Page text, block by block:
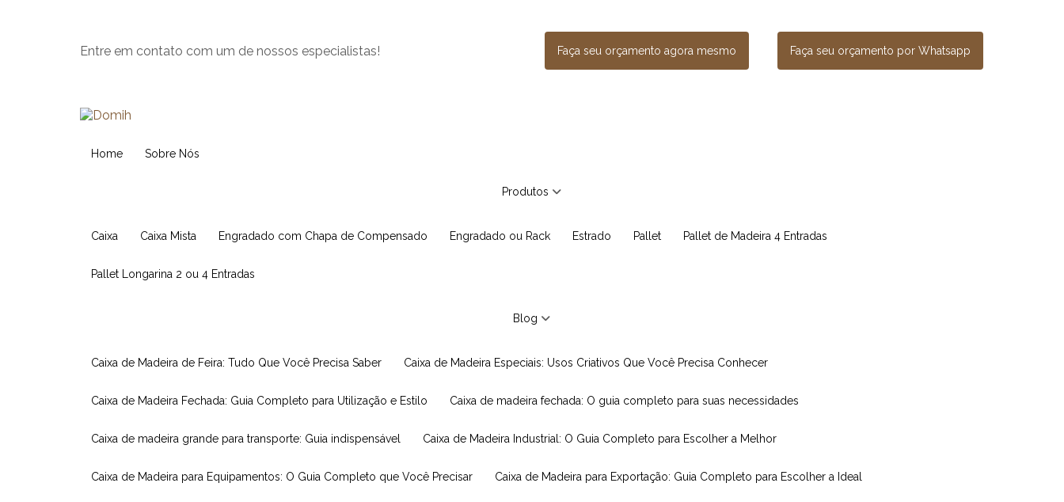
Entre em contato com um de nossos especialistas! Faça seu orçamento agora mesmo Faça seu orçamento por Whatsapp
Home Sobre Nós
Produtos
Caixa Caixa Mista Engradado com Chapa de Compensado Engradado ou Rack Estrado Pallet Pallet de Madeira 4 Entradas
Pallet Longarina 2 ou 4 Entradas
Blog
Caixa de Madeira de Feira: Tudo Que Você Precisa Saber Caixa de Madeira Especiais: Usos Criativos Que Você Precisa Conhecer
Caixa de Madeira Fechada: Guia Completo para Utilização e Estilo Caixa de madeira fechada: O guia completo para suas necessidades
Caixa de madeira grande para transporte: Guia indispensável Caixa de Madeira Industrial: O Guia Completo para Escolher a Melhor
Caixa de Madeira para Equipamentos: O Guia Completo que Você Precisar Caixa de Madeira para Exportação: Guia Completo para Escolher a Ideal